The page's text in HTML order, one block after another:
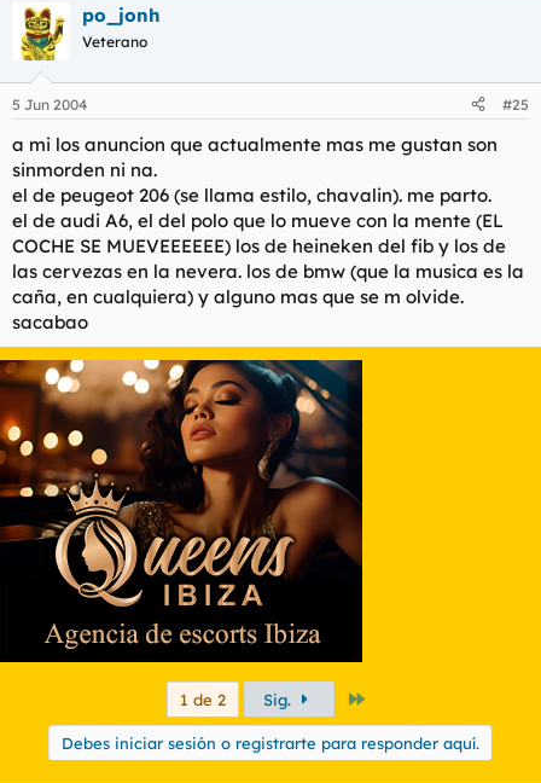
po_jonh
Veterano
5 Jun 2004 #25
a mi los anuncion que actualmente mas me gustan son
sinmorden ni na.
el de peugeot 206 (se llama estilo, chavalin). me parto.
el de audi A6, el del polo que lo mueve con la mente (EL
COCHE SE MUEVEEEEEE) los de heineken del fib y los de
las cervezas en la nevera. los de bmw (que la musica es la
caña, en cualquiera) y alguno mas que se m olvide.
sacabao
1 de 2 Sig.
Debes iniciar sesión o registrarte para responder aquí.